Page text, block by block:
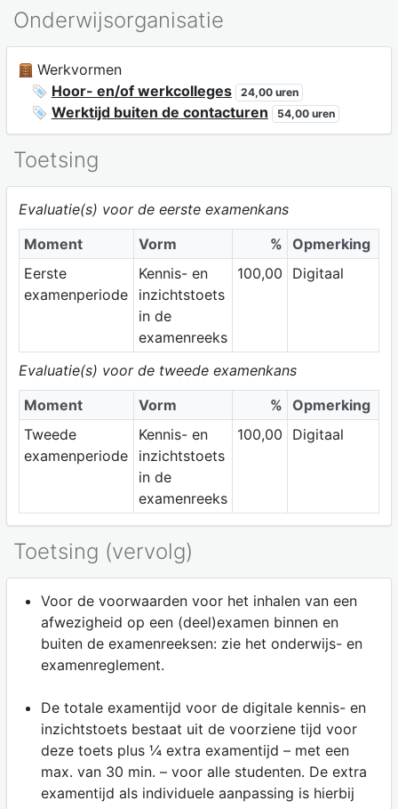
Onderwijsorganisatie
Werkvormen
Hoor- en/of werkcolleges
24,00 uren
Werktijd buiten de contacturen 54,00 uren
Toetsing
Evaluatie(s) voor de eerste examenkans
Moment
Vorm % Opmerking
Eerste
examenperiode
Kennis- en
inzichtstoets
in de
examenreeks
100,00 Digitaal
Evaluatie(s) voor de tweede examenkans
Moment
Vorm % Opmerking
Tweede
examenperiode
Kennis- en
inzichtstoets
in de
examenreeks
100,00 Digitaal
Toetsing (vervolg)
Voor de voorwaarden voor het inhalen van een
afwezigheid op een (deel)examen binnen en
buiten de examenreeksen: zie het onderwijs- en
examenreglement.
De totale examentijd voor de digitale kennis- en
inzichtstoets bestaat uit de voorziene tijd voor
deze toets plus ¼ extra examentijd – met een
max. van 30 min. – voor alle studenten. De extra
examentijd als individuele aanpassing is hierbij